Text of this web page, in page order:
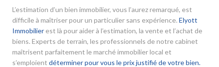
L’estimation d’un bien immobilier, vous l’aurez remarqué, est
difficile à maîtriser pour un particulier sans expérience. Elyott
Immobilier est là pour aider à l’estimation, la vente et l’achat de
biens. Experts de terrain, les professionnels de notre cabinet
maîtrisent parfaitement le marché immobilier local et
s’emploient déterminer pour vous le prix justifié de votre bien.